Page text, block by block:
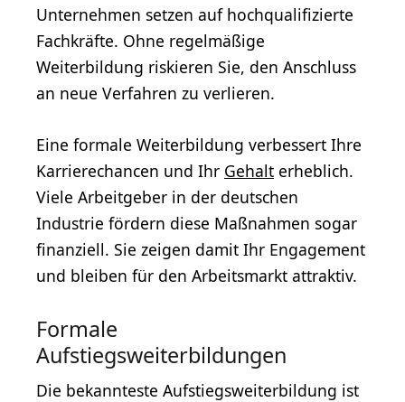
Unternehmen setzen auf hochqualifizierte
Fachkräfte. Ohne regelmäßige
Weiterbildung riskieren Sie, den Anschluss
an neue Verfahren zu verlieren.
Eine formale Weiterbildung verbessert Ihre
Karrierechancen und Ihr Gehalt erheblich.
Viele Arbeitgeber in der deutschen
Industrie fördern diese Maßnahmen sogar
finanziell. Sie zeigen damit Ihr Engagement
und bleiben für den Arbeitsmarkt attraktiv.
Formale
Aufstiegsweiterbildungen
Die bekannteste Aufstiegsweiterbildung ist